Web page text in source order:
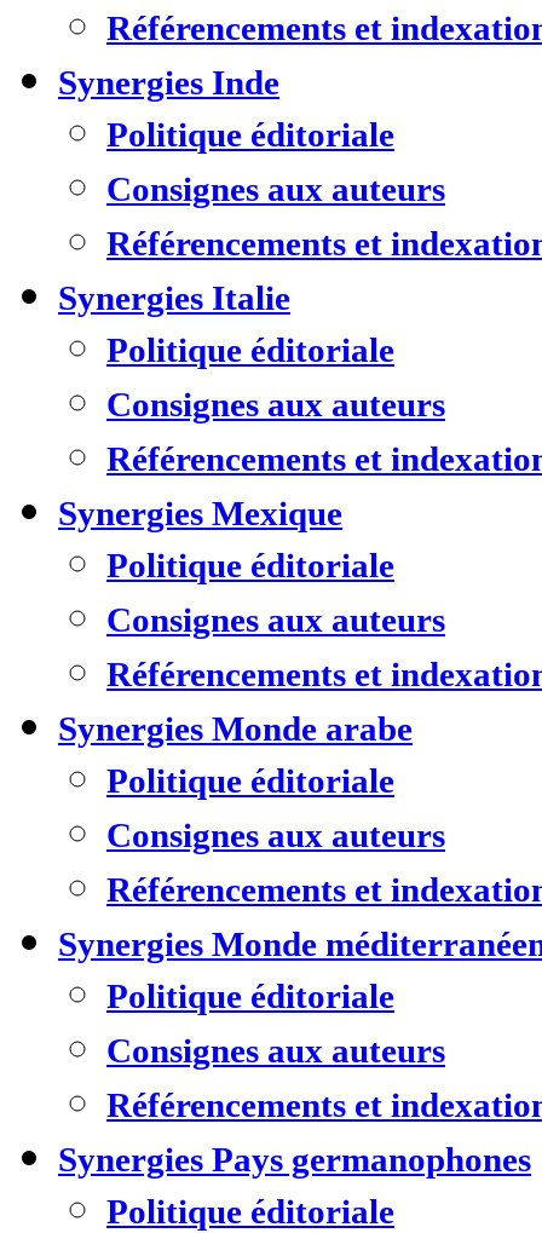
Référencements et
Synergies Inde
Politique éditoriale
Consignes aux auteurs
Référencements et
Synergies Italie
Politique éditoriale
Consignes aux auteurs
Référencements et
Synergies Mexique
Politique éditoriale
Consignes aux auteurs
Référencements et
Synergies Monde arabe
Politique éditoriale
Consignes aux auteurs
Référencements et
Synergies Monde
Politique éditoriale
Consignes aux auteurs
Référencements et
Synergies Pays germanophones
Politique éditoriale